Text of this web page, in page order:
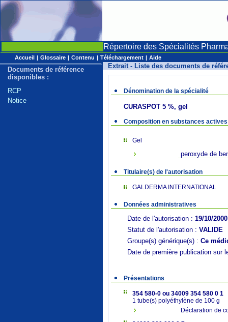
Répertoire des Spécialités
Accueil | Glossaire | Contenu | Téléchargement | Aide
Documents de référence
disponibles :
RCP
Notice
Extrait - Liste des documents de
Dénomination de la spécialité
CURASPOT 5 %, gel
Composition en substances actives
Gel
peroxyde de
Titulaire(s) de l'autorisation
GALDERMA INTERNATIONAL
Données administratives
Date de l'autorisation : 19/10/2000
Statut de l'autorisation : VALIDE
Groupe(s) générique(s) : Ce
Date de première publication sur
Présentations
354 580-0 ou 34009 354 580 0 1
1 tube(s) polyéthylène de 100 g
Déclaration de